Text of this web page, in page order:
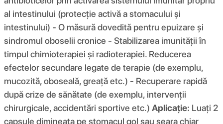
al intestinului (protecție activă a stomacului și
intestinului) - O măsură dovedită pentru epuizare și
sindromul oboselii cronice - Stabilizarea imunității în
timpul chimioterapiei și radioterapiei. Reducerea
efectelor secundare legate de terapie (de exemplu,
mucozită, oboseală, greață etc.) - Recuperare rapidă
după crize de sănătate (de exemplu, intervenții
chirurgicale, accidentări sportive etc.) Aplicație: Luați 2
capsule dimineața pe stomacul gol sau seara chiar